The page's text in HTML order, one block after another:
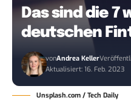
Das sind die 7
deutschen
vonAndrea Keller
Aktualisiert: 16. Feb. 2023
Unsplash.com / Tech Daily